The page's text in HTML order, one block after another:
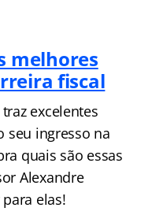
melhores
fiscal
excelentes
seu ingresso na
quais são essas
Alexandre
elas!